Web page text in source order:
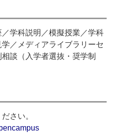
学科説明／模擬授業／学科
／メディアライブラリーセ
談（入学者選抜・奨学制
さい。